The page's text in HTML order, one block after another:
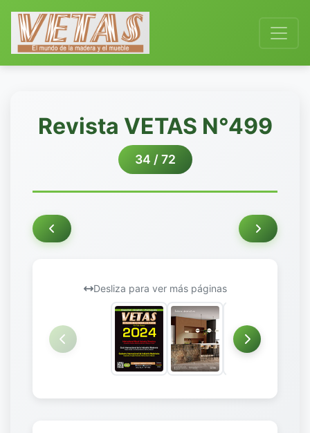
Revista VETAS N°499
34 / 72
Desliza para ver más páginas